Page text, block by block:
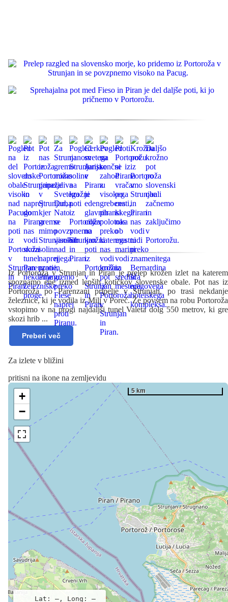
Iz Portoroža v Strunjan in Piran je prelep krožen izlet na katerem
spoznamo ene izmed lepših kotičkov slovenske obale. Pot nas iz
Portoroža po Parenzani pripelje v Strunjan, po trasi nekdanje
železnice, ki je vodila iz Milj v Poreč. Že povsem na robu Portoroža
vstopimo v na progi najdaljši tunel Valeta dolg 550 metrov, ki gre
skozi hrib ...
Preberi več
Za izlete v bližini
pritisni na ikone na zemljevidu
+
−
5 km
Lat: –, Long: –